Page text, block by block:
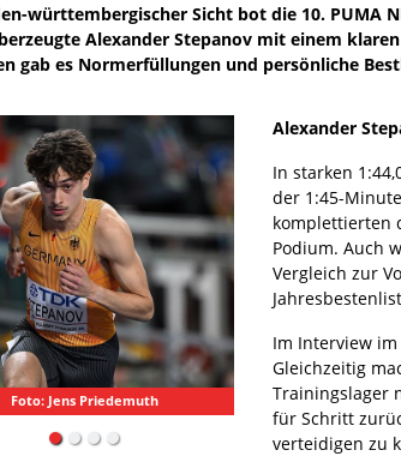
württembergischer Sicht bot die 10. PUMA
Alexander Stepanov mit einem
gab es Normerfüllungen und persönliche
Foto: Jens Priedemuth
Alexander
In starken
der 1:45-
komplettierten
Podium. Auch
Vergleich zur
Im Interview
Gleichzeitig
Trainingslager
für Schritt
verteidigen zu